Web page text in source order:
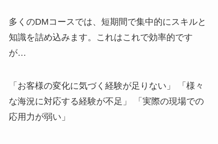
多くのDMコースでは、短期間で集中的にスキルと
知識を詰め込みます。これはこれで効率的です
が…
「お客様の変化に気づく経験が足りない」 「様々
な海況に対応する経験が不足」 「実際の現場での
応用力が弱い」